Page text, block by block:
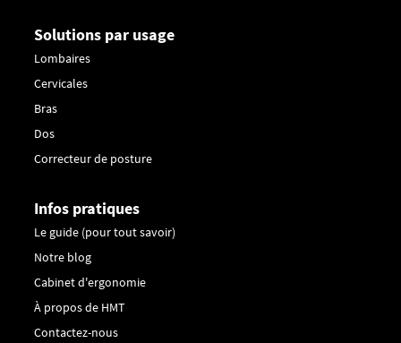
Solutions par usage
Lombaires
Cervicales
Bras
Dos
Correcteur de posture
Infos pratiques
Le guide (pour tout savoir)
Notre blog
Cabinet d'ergonomie
À propos de HMT
Contactez-nous